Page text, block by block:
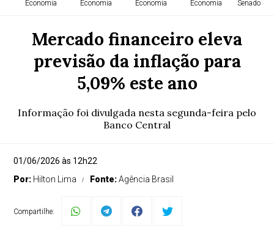
Economia Economia Economia Economia Senado
Mercado financeiro eleva
previsão da inflação para
5,09% este ano
Informação foi divulgada nesta segunda-feira pelo
Banco Central
01/06/2026 às 12h22
Por: Hilton Lima Fonte:Agência Brasil
Compartilhe: